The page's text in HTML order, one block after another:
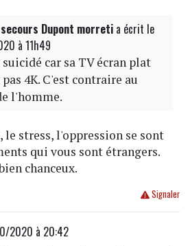
Dupont morretia écrit le
à 11h49
car sa TV écran plat
4K. C'est contraire au
l'homme.
le stress, l'oppression se sont
qui vous sont étrangers.
chanceux.
Signaler
2020 à 20:42